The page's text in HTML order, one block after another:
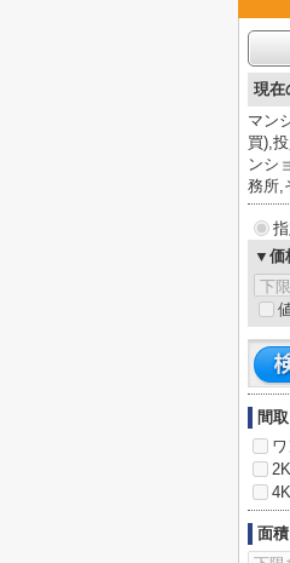
現在
マン
買),
ンシ
務所,
▼価
間
面積